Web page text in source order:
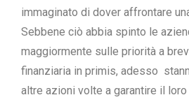
immaginato di dover affrontare
Sebbene ciò abbia spinto le
maggiormente sulle priorità a
finanziaria in primis, adesso
altre azioni volte a garantire il loro